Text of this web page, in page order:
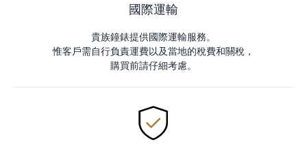
國際運輸
貴族鐘錶提供國際運輸服務。
惟客戶需自行負責運費以及當地的稅費和關稅，
購買前請仔細考慮。